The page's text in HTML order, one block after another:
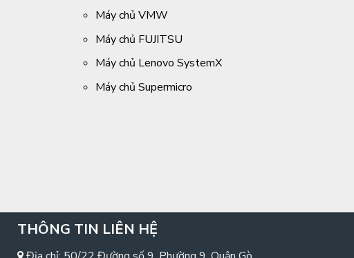
Máy chủ VMW
Máy chủ FUJITSU
Máy chủ Lenovo SystemX
Máy chủ Supermicro
THÔNG TIN LIÊN HỆ